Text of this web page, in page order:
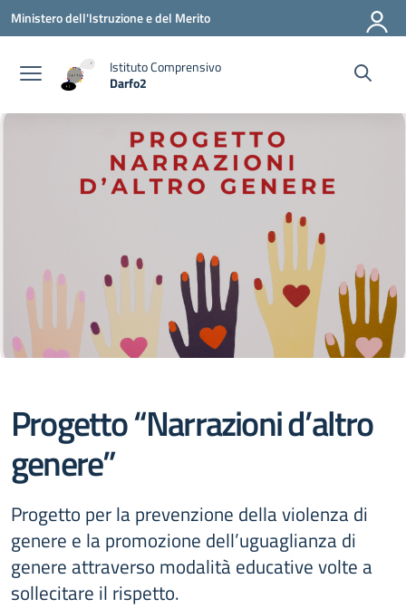
Vai ai contenuti
Vai al menu di navigazione
Vai al footer
Ministero dell'Istruzione e del Merito
Istituto Comprensivo
Darfo2
Progetto “Narrazioni d’altro
genere”
Progetto per la prevenzione della violenza di
genere e la promozione dell’uguaglianza di
genere attraverso modalità educative volte a
sollecitare il rispetto.